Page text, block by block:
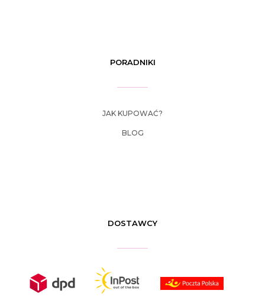
PORADNIKI
JAK KUPOWAĆ?
BLOG
DOSTAWCY